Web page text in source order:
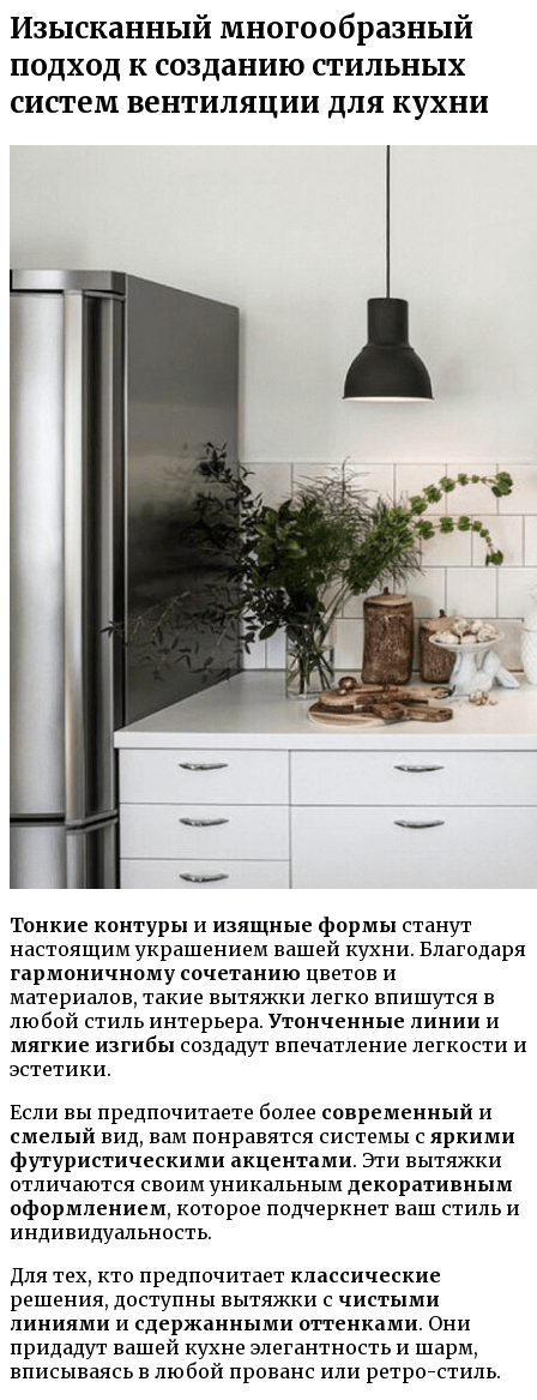
Изысканный многообразный
подход к созданию стильных
систем вентиляции для кухни
Тонкие контуры и изящные формы станут
настоящим украшением вашей кухни. Благодаря
гармоничному сочетанию цветов и
материалов, такие вытяжки легко впишутся в
любой стиль интерьера. Утонченные линии и
мягкие изгибы создадут впечатление легкости и
эстетики.
Если вы предпочитаете более современный и
смелый вид, вам понравятся системы с яркими
футуристическими акцентами. Эти вытяжки
отличаются своим уникальным декоративным
оформлением, которое подчеркнет ваш стиль и
индивидуальность.
Для тех, кто предпочитает классические
решения, доступны вытяжки с чистыми
линиями и сдержанными оттенками. Они
придадут вашей кухне элегантность и шарм,
вписываясь в любой прованс или ретро-стиль.